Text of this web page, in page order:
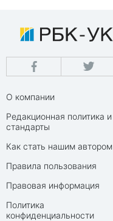
О компании
Редакционная политика и
стандарты
Как стать нашим автором
Правила пользования
Правовая информация
Политика
конфиденциальности